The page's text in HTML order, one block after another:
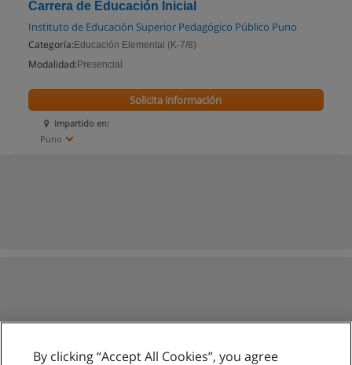
Carrera de Educación Inicial
Instituto de Educación Superior Pedagógico Público Puno
Categoría: Educación Elemental (K-7/8)
Modalidad: Presencial
Impartido en:
Puno
Solicita información
By clicking “Accept All Cookies”, you agree